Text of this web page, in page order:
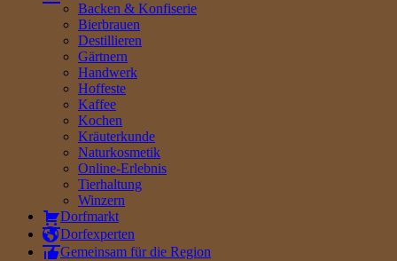
Backen & Konfiserie
Bierbrauen
Destillieren
Gärtnern
Handwerk
Hoffeste
Kaffee
Kochen
Kräuterkunde
Naturkosmetik
Online-Erlebnis
Tierhaltung
Winzern
Dorfmarkt
Dorfexperten
Gemeinsam für die Region